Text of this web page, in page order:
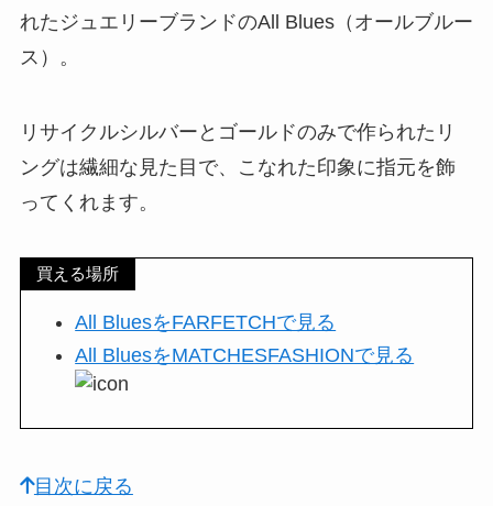
れたジュエリーブランドのAll Blues（オールブルー
ス）。
リサイクルシルバーとゴールドのみで作られたリ
ングは繊細な見た目で、こなれた印象に指元を飾
ってくれます。
買える場所
All BluesをFARFETCHで見る
All BluesをMATCHESFASHIONで見る
目次に戻る